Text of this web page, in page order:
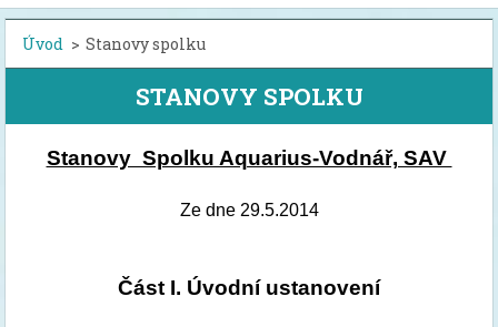
Úvod > Stanovy spolku
STANOVY SPOLKU
Stanovy  Spolku Aquarius-Vodnář, SAV
Ze dne 29.5.2014
Část I. Úvodní ustanovení